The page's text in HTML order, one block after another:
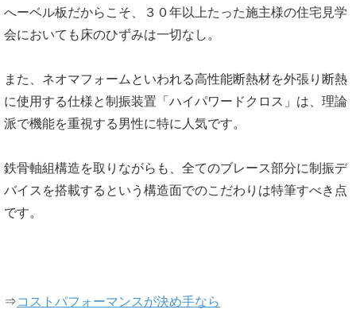
へーベル板だからこそ、３０年以上たった施主様の住宅見学
会においても床のひずみは一切なし。
また、ネオマフォームといわれる高性能断熱材を外張り断熱
に使用する仕様と制振装置「ハイパワードクロス」は、理論
派で機能を重視する男性に特に人気です。
鉄骨軸組構造を取りながらも、全てのブレース部分に制振デ
バイスを搭載するという構造面でのこだわりは特筆すべき点
です。
⇒コストパフォーマンスが決め手なら